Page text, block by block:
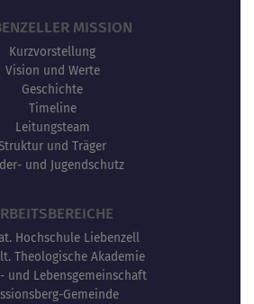
MISSION
Kurzvorstellung
Vision und Werte
Geschichte
Timeline
Leitungsteam
und Träger
und Jugendschutz
Hochschule Liebenzell
Theologische Akademie
und Lebensgemeinschaft
Gemeinde